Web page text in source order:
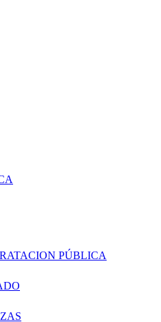
PÚBLICA